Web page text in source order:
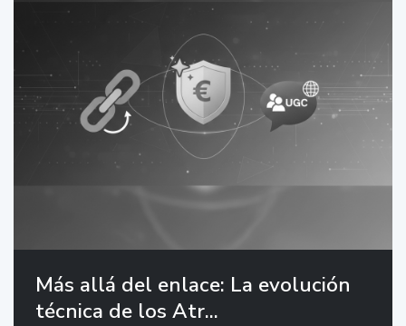
Más allá del enlace: La evolución
técnica de los Atr...